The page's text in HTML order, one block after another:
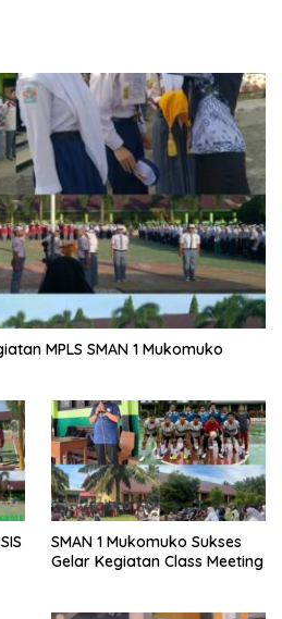
MPLS SMAN 1 Mukomuko
SMAN 1 Mukomuko Sukses
Gelar Kegiatan Class Meeting